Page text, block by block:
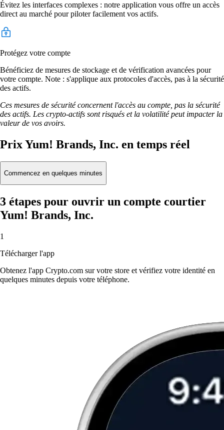
Évitez les interfaces complexes : notre application vous offre un accès
direct au marché pour piloter facilement vos actifs.
Protégez votre compte
Bénéficiez de mesures de stockage et de vérification avancées pour
votre compte. Note : s'applique aux protocoles d'accès, pas à la sécurité
des actifs.
Ces mesures de sécurité concernent l'accès au compte, pas la sécurité
des actifs. Les crypto-actifs sont risqués et la volatilité peut impacter la
valeur de vos avoirs.
Prix Yum! Brands, Inc. en temps réel
Commencez en quelques minutes
3 étapes pour ouvrir un compte courtier
Yum! Brands, Inc.
1
Télécharger l'app
Obtenez l'app Crypto.com sur votre store et vérifiez votre identité en
quelques minutes depuis votre téléphone.